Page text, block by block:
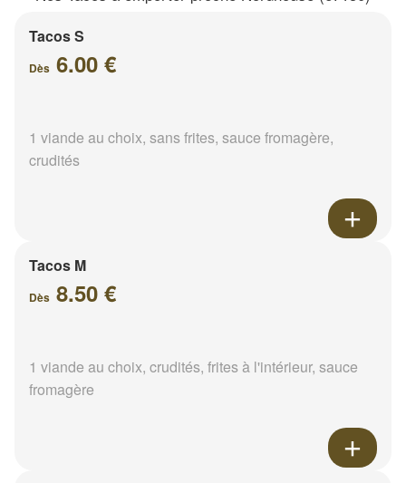
Tacos S
Dès 6.00 €
1 viande au choix, sans frites, sauce fromagère,
crudités
Tacos M
Dès 8.50 €
1 viande au choix, crudités, frites à l'intérieur, sauce
fromagère